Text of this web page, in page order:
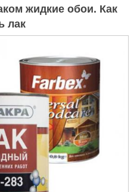
жидкие обои. Как
лак